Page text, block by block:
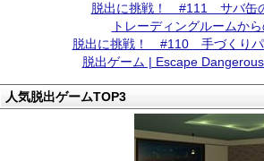
脱出に挑戦！ #111 サバ缶
トレーディングルームか
脱出に挑戦！ #110 手づくりパ
脱出ゲーム | Escape
人気脱出ゲームTOP3